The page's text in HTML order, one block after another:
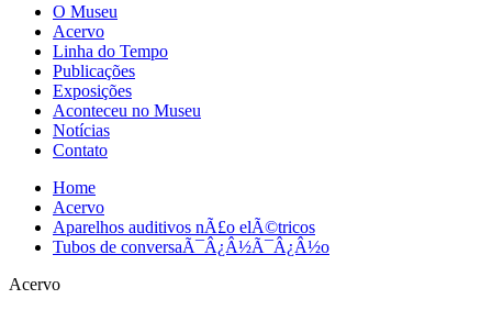
O Museu
Acervo
Linha do Tempo
Publicações
Exposições
Aconteceu no Museu
Notícias
Contato
Home
Acervo
Aparelhos auditivos nÃ£o elÃ©tricos
Tubos de conversaÃ¯Â¿Â½Ã¯Â¿Â½o
Acervo